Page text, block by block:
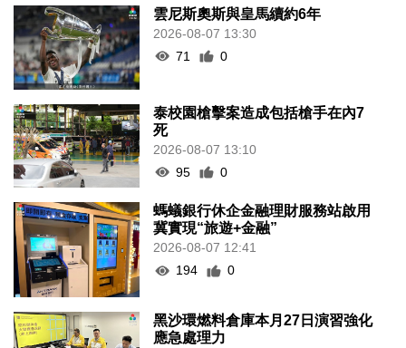
雲尼斯奧斯與皇馬續約6年
2026-08-07 13:30
71
0
泰校園槍擊案造成包括槍手在內7
死
2026-08-07 13:10
95
0
螞蟻銀行休企金融理財服務站啟用
冀實現“旅遊+金融”
2026-08-07 12:41
194
0
黑沙環燃料倉庫本月27日演習強化
應急處理力